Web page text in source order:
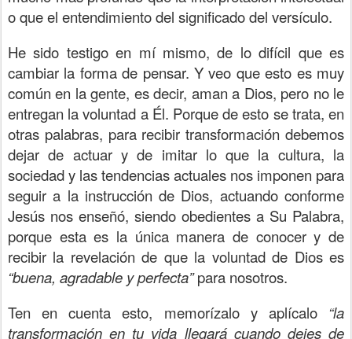
o que el entendimiento del significado del versículo.
He sido testigo en mí mismo, de lo difícil que es
cambiar la forma de pensar. Y veo que esto es muy
común en la gente, es decir, aman a Dios, pero no le
entregan la voluntad a Él. Porque de esto se trata, en
otras palabras, para recibir transformación debemos
dejar de actuar y de imitar lo que la cultura, la
sociedad y las tendencias actuales nos imponen para
seguir a la instrucción de Dios, actuando conforme
Jesús nos enseñó, siendo obedientes a Su Palabra,
porque esta es la única manera de conocer y de
recibir la revelación de que la voluntad de Dios es
“buena, agradable y perfecta”para nosotros.
Ten en cuenta esto, memorízalo y aplícalo “la
transformación en tu vida llegará cuando dejes de